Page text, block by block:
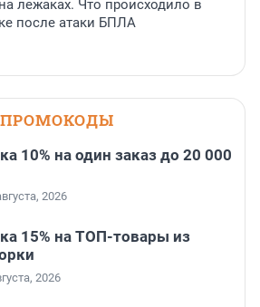
лежаках. Что происходило в
после атаки БПЛА
ПРОМОКОДЫ
10% на один заказ до 20 000
2026
15% на ТОП-товары из
2026